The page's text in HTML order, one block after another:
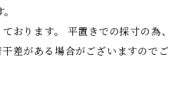
おります。 平置きでの採寸の為、
差がある場合がございますのでご